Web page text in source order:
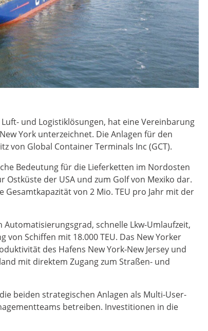
und Logistiklösungen, hat eine Vereinbarung
York unterzeichnet. Die Anlagen für den
von Global Container Terminals Inc (GCT).
Bedeutung für die Lieferketten im Nordosten
Ostküste der USA und zum Golf von Mexiko dar.
von 2 Mio. TEU pro Jahr mit der
schnelle Lkw-Umlaufzeit,
Schiffen mit 18.000 TEU. Das New Yorker
des Hafens New York-New Jersey und
mit direktem Zugang zum Straßen- und
beiden strategischen Anlagen als Multi-User-
betreiben. Investitionen in die